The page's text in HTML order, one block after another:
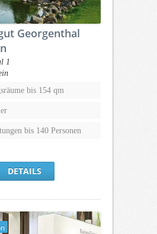
Georgenthal
1
bis 154 qm
bis 140 Personen
DETAILS